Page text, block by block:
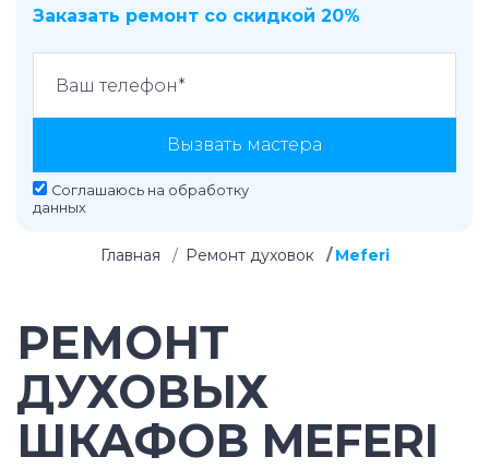
Заказать ремонт со скидкой 20%
Вызвать мастера
Соглашаюсь на обработку
данных
Главная Ремонт духовок Meferi
РЕМОНТ
ДУХОВЫХ
ШКАФОВ MEFERI